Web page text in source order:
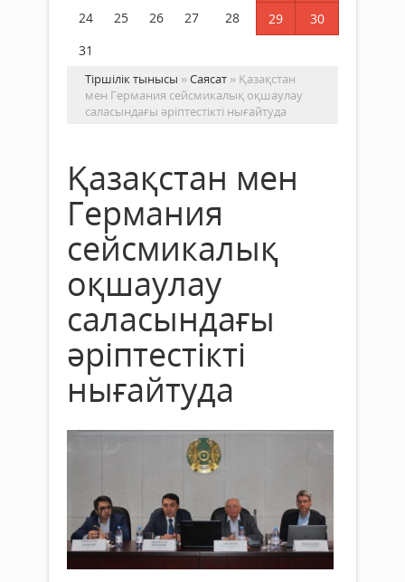
24
25 26 27 28 29
30
31
Тіршілік тынысы »Саясат » Қазақстан
мен Германия сейсмикалық оқшаулау
саласындағы әріптестікті нығайтуда
Қазақстан мен
Германия
сейсмикалық
оқшаулау
саласындағы
әріптестікті
нығайтуда